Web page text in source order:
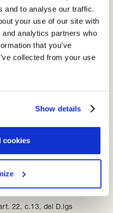
and to analyse our traffic.
your use of our site with
analytics partners who
that you’ve
collected from your use
Show details
cookies
attiene a tale materia.
peraltro, potrebbe
di un Regolamento
alla pubblicazione in
italiane hanno vissuto
e confusione
tale incertezza, interpretando
del GDPR e le
sarebbero state sospese
della nuova normativa.
22, c.13, del D.lgs